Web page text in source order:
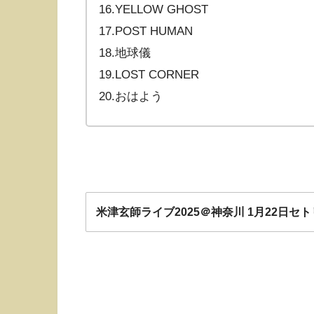
16.YELLOW GHOST
17.POST HUMAN
18.地球儀
19.LOST CORNER
20.おはよう
米津玄師ライブ2025＠神奈川 1月22日セト